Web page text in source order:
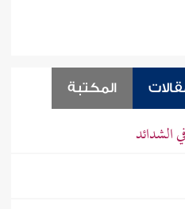
المكتبة
الشدائد